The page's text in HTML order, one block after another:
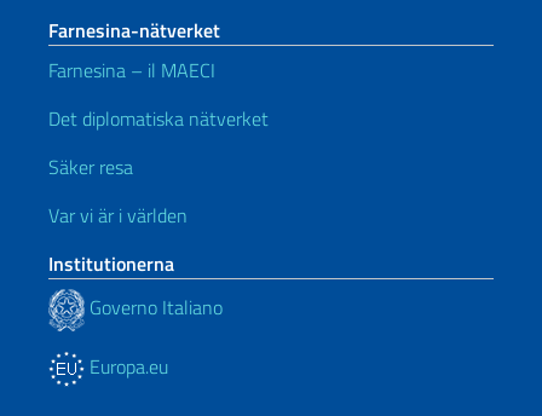
Farnesina-nätverket
Farnesina – il MAECI
Det diplomatiska nätverket
Säker resa
Var vi är i världen
Institutionerna
Governo Italiano
Europa.eu